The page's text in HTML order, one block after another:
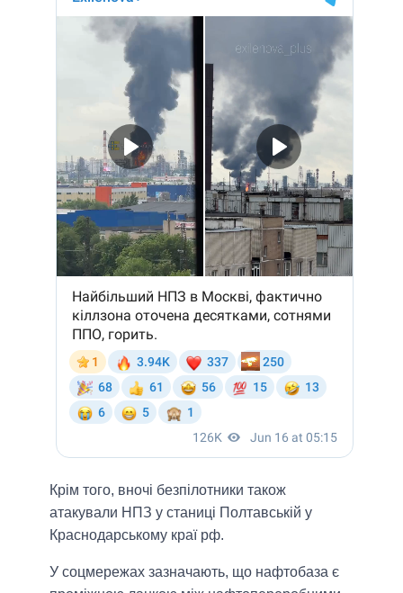
Крім того, вночі безпілотники також
атакували НПЗ у станиці Полтавській у
Краснодарському краї рф.
У соцмережах зазначають, що нафтобаза є